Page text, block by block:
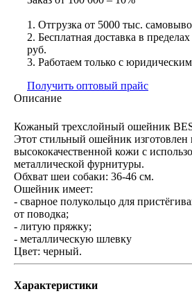
1. Отгрузка от 5000 тыс.
2. Бесплатная доставка в
руб.
3. Работаем только с
Получить оптовый прайс
Описание
Кожаный трехслойный ошейник
Этот стильный ошейник изготовлен
высококачественной кожи с
металлической фурнитуры.
Обхват шеи собаки: 36-46 см.
Ошейник имеет:
- сварное полукольцо для
от поводка;
- литую пряжку;
- металлическую шлевку
Цвет: черный.
Характеристики